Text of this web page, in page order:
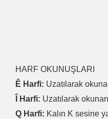
HARF OKUNUŞLARI
Ê Harfi: Uzatılarak
Î Harfi: Uzatılarak
Q Harfi: Kalın K sesine